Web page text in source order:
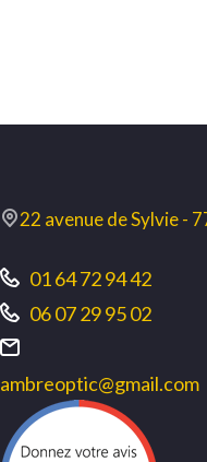
22 avenue de Sylvie -
01 64 72 94 42
06 07 29 95 02
ambreoptic@gmail.com